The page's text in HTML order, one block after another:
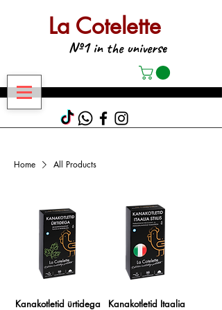
La Cotelette
№1in the universe
Home All Products
Kanakotletid ürtidega Kanakotletid Itaalia